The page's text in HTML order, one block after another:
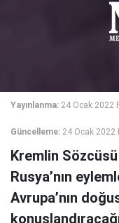
Yayınlanma: 24 Ocak 2022
Güncelleme: 24 Ocak 2022
Kremlin
Rusya’nın
Avrupa’nın